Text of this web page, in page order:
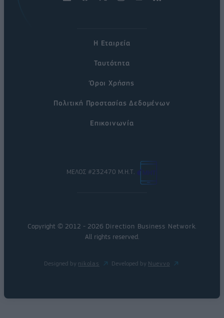
Η Εταιρεία
Ταυτότητα
Όροι Χρήσης
Πολιτική Προστασίας Δεδομένων
Επικοινωνία
ΜΕΛΟΣ #232470 Μ.Η.Τ.
Copyright © 2012 - 2026 Direction Business Network
All rights reserved.
Designed by nikolas Developed by Nuevvo